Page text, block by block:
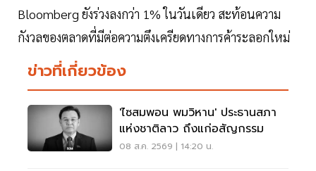
Bloomberg ยังร่วงลงกว่า 1% ในวันเดียว สะท้อนความ
กังวลของตลาดที่มีต่อความตึงเครียดทางการค้าระลอกใหม่
ข่าวที่เกี่ยวข้อง
'ไซสมพอน พมวิหาน' ประธานสภา
แห่งชาติลาว ถึงแก่อสัญกรรม
08 ส.ค. 2569 | 14:20 น.